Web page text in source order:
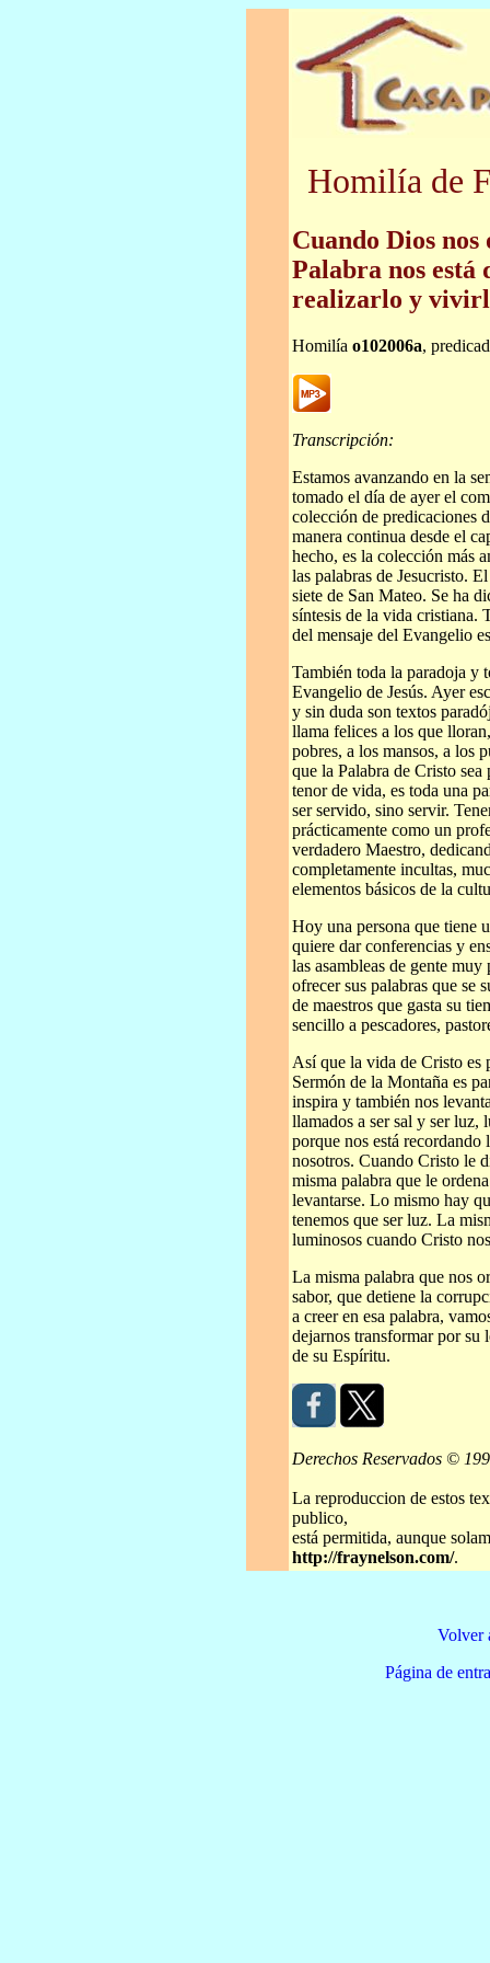
Homilía de
Cuando Dios nos
Palabra nos
realizarlo y
Homilía o102006a,
Transcripción:
Estamos avanzando en la
tomado el día de ayer el
colección de predicaciones
manera continua desde el
hecho, es la colección más
las palabras de Jesucristo.
siete de San Mateo. Se ha
síntesis de la vida cristiana.
del mensaje del Evangelio
También toda la paradoja y
Evangelio de Jesús. Ayer
y sin duda son textos
llama felices a los que
pobres, a los mansos, a los
que la Palabra de Cristo
tenor de vida, es toda una
ser servido, sino servir.
prácticamente como un
verdadero Maestro,
completamente incultas,
elementos básicos de la
Hoy una persona que tiene
quiere dar conferencias y
las asambleas de gente
ofrecer sus palabras que se
de maestros que gasta su
sencillo a pescadores,
Así que la vida de Cristo es
Sermón de la Montaña es
inspira y también nos
llamados a ser sal y ser luz,
porque nos está
nosotros. Cuando Cristo le
misma palabra que le
levantarse. Lo mismo hay
tenemos que ser luz. La
luminosos cuando Cristo
La misma palabra que nos
sabor, que detiene la
a creer en esa palabra,
dejarnos transformar por su
de su Espíritu.
Derechos Reservados ©
La reproduccion de estos
publico,
está permitida, aunque
http://fraynelson.com/.
Volver
Página de